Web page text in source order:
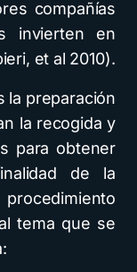
compañías
invierten en
et al 2010).
la preparación
la recogida y
para obtener
de la
tema que se